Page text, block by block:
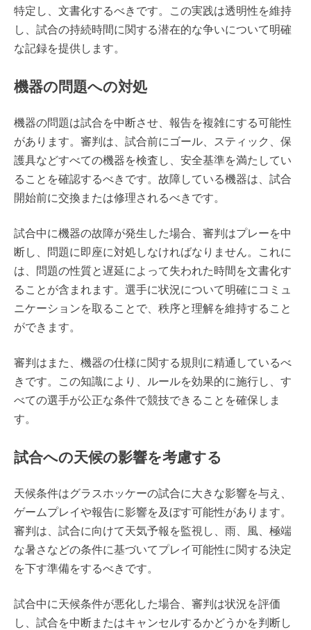
特定し、文書化するべきです。この実践は透明性を維持
し、試合の持続時間に関する潜在的な争いについて明確
な記録を提供します。
機器の問題への対処
機器の問題は試合を中断させ、報告を複雑にする可能性
があります。審判は、試合前にゴール、スティック、保
護具などすべての機器を検査し、安全基準を満たしてい
ることを確認するべきです。故障している機器は、試合
開始前に交換または修理されるべきです。
試合中に機器の故障が発生した場合、審判はプレーを中
断し、問題に即座に対処しなければなりません。これに
は、問題の性質と遅延によって失われた時間を文書化す
ることが含まれます。選手に状況について明確にコミュ
ニケーションを取ることで、秩序と理解を維持すること
ができます。
審判はまた、機器の仕様に関する規則に精通しているべ
きです。この知識により、ルールを効果的に施行し、す
べての選手が公正な条件で競技できることを確保しま
す。
試合への天候の影響を考慮する
天候条件はグラスホッケーの試合に大きな影響を与え、
ゲームプレイや報告に影響を及ぼす可能性があります。
審判は、試合に向けて天気予報を監視し、雨、風、極端
な暑さなどの条件に基づいてプレイ可能性に関する決定
を下す準備をするべきです。
試合中に天候条件が悪化した場合、審判は状況を評価
し、試合を中断またはキャンセルするかどうかを判断し